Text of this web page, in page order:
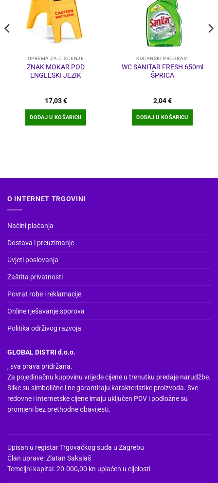
OPREMA ZA ČIŠĆENJE
ZNAK MOKAR POD
ENGLESKI JEZIK
17,03€
DODAJ U KOŠARICU
KUĆANSKI PROGRAM
WC SANITAR FRESH 650ml
ŠPRICA
2,04€
DODAJ U KOŠARICU
O INTERNET TRGOVINI
Načini plaćanja
Dostava i preuzimanje
Uvjeti poslovanja
Zaštita privatnosti
Povrat robe i reklamacije
Online rješavanje sporova
Politika održivog razvoja
GLOBAL DISTRI d.o.o.
, sva prava pridržana.
Za pojedinačnu kupovinu vrijede cijene u trenutku predaje narudžbe.
Slike su simbolične i ne garantiraju karakteristike proizvoda. Sve
redovne i internetske cijene imaju uključen PDV i podložne su
promjeni bez prethodne obavijesti.
Upisan u registar Trgovačkog suda u Zagrebu
Član uprave: Zlatan Sakalaš
Temeljni kapital: 20.000,00 kn uplaćen u cijelosti